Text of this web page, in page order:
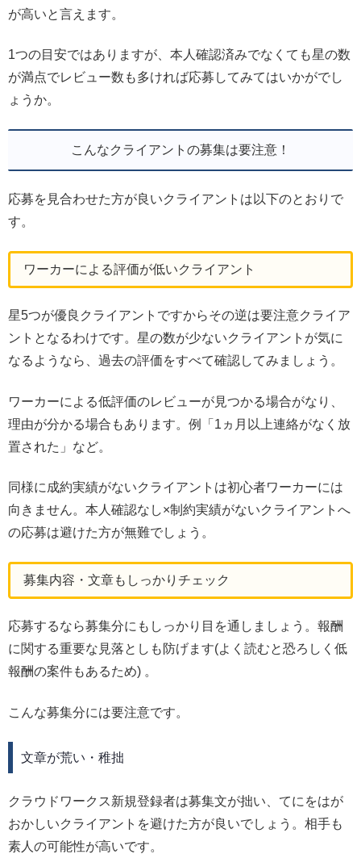
が高いと言えます。
1つの目安ではありますが、本人確認済みでなくても星の数
が満点でレビュー数も多ければ応募してみてはいかがでし
ょうか。
こんなクライアントの募集は要注意！
応募を見合わせた方が良いクライアントは以下のとおりで
す。
ワーカーによる評価が低いクライアント
星5つが優良クライアントですからその逆は要注意クライア
ントとなるわけです。星の数が少ないクライアントが気に
なるようなら、過去の評価をすべて確認してみましょう。
ワーカーによる低評価のレビューが見つかる場合がなり、
理由が分かる場合もあります。例「1ヵ月以上連絡がなく放
置された」など。
同様に成約実績がないクライアントは初心者ワーカーには
向きません。本人確認なし×制約実績がないクライアントへ
の応募は避けた方が無難でしょう。
募集内容・文章もしっかりチェック
応募するなら募集分にもしっかり目を通しましょう。報酬
に関する重要な見落としも防げます(よく読むと恐ろしく低
報酬の案件もあるため) 。
こんな募集分には要注意です。
文章が荒い・稚拙
クラウドワークス新規登録者は募集文が拙い、てにをはが
おかしいクライアントを避けた方が良いでしょう。相手も
素人の可能性が高いです。